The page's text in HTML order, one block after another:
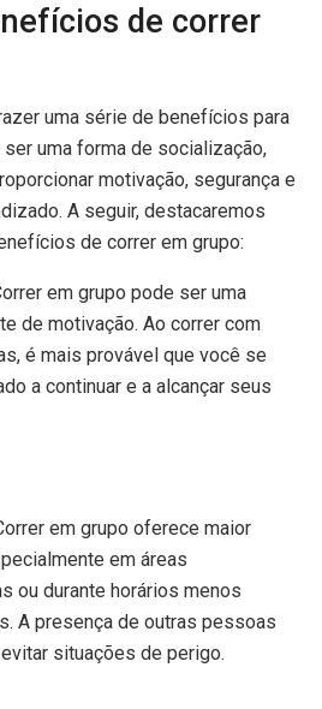
de correr
uma série de benefícios para
uma forma de socialização,
motivação, segurança e
A seguir, destacaremos
de correr em grupo:
em grupo pode ser uma
de motivação. Ao correr com
é mais provável que você se
a continuar e a alcançar seus
em grupo oferece maior
em áreas
ou durante horários menos
A presença de outras pessoas
situações de perigo.